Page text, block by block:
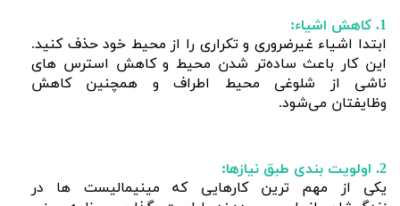
1. کاهش اشیاء:
ابتدا اشیاء غیرضروری و تکراری را از محیط خود حذف کنید.
این کار باعث ساده‌تر شدن محیط و کاهش استرس های
ناشی از شلوغی محیط اطراف و همچنین کاهش
وظایفتان می‌شود.
2. اولویت بندی طبق نیازها:
یکی از مهم ترین کارهایی که مینیمالیست ها در